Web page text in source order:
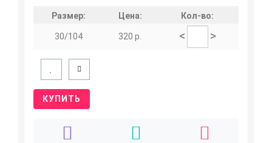
Размер: Цена: Кол-во:
30/104 320 р. < >
КУПИТЬ